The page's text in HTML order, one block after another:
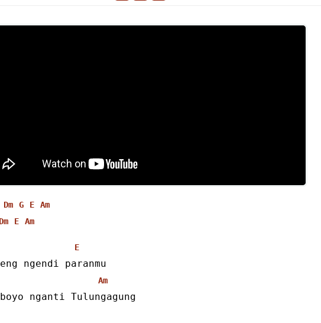
Dm G E
Am
Dm E Am
E
ngendi paranmu
Am
nganti Tulungagung